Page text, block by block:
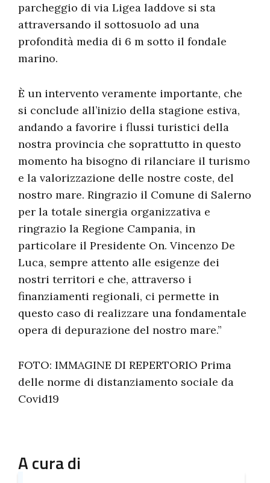
parcheggio di via Ligea laddove si sta
attraversando il sottosuolo ad una
profondità media di 6 m sotto il fondale
marino.
È un intervento veramente importante, che
si conclude all’inizio della stagione estiva,
andando a favorire i flussi turistici della
nostra provincia che soprattutto in questo
momento ha bisogno di rilanciare il turismo
e la valorizzazione delle nostre coste, del
nostro mare. Ringrazio il Comune di Salerno
per la totale sinergia organizzativa e
ringrazio la Regione Campania, in
particolare il Presidente On. Vincenzo De
Luca, sempre attento alle esigenze dei
nostri territori e che, attraverso i
finanziamenti regionali, ci permette in
questo caso di realizzare una fondamentale
opera di depurazione del nostro mare.”
FOTO: IMMAGINE DI REPERTORIO Prima
delle norme di distanziamento sociale da
Covid19
A cura di